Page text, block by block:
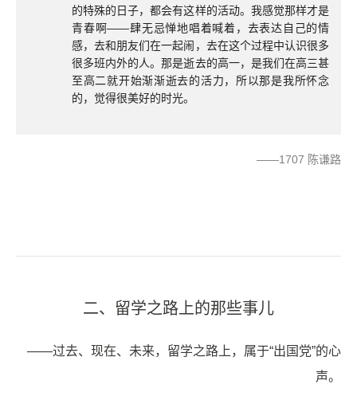
的特殊的日子，都会有这样的活动。我感觉那样才是
青春啊——肆无忌惮地唱着喊着，去表达自己的情
感，去和朋友们在一起闹，去在这个过程中认识很多
很多班内外的人。那是逝去的高一，是我们在高三甚
至高二就开始渐渐逝去的活力，所以那是我所怀念
的，觉得很美好的时光。
——1707 陈谦路
二、留学之路上的那些事儿
——过去、现在、未来，留学之路上，属于“出国党”的心
声。